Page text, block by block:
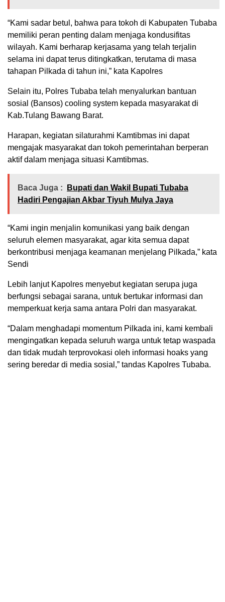
“Kami sadar betul, bahwa para tokoh di Kabupaten Tubaba
memiliki peran penting dalam menjaga kondusifitas
wilayah. Kami berharap kerjasama yang telah terjalin
selama ini dapat terus ditingkatkan, terutama di masa
tahapan Pilkada di tahun ini,” kata Kapolres
Selain itu, Polres Tubaba telah menyalurkan bantuan
sosial (Bansos) cooling system kepada masyarakat di
Kab.Tulang Bawang Barat.
Harapan, kegiatan silaturahmi Kamtibmas ini dapat
mengajak masyarakat dan tokoh pemerintahan berperan
aktif dalam menjaga situasi Kamtibmas.
Baca Juga :
Bupati dan Wakil Bupati Tubaba
Hadiri Pengajian Akbar Tiyuh Mulya Jaya
“Kami ingin menjalin komunikasi yang baik dengan
seluruh elemen masyarakat, agar kita semua dapat
berkontribusi menjaga keamanan menjelang Pilkada,” kata
Sendi
Lebih lanjut Kapolres menyebut kegiatan serupa juga
berfungsi sebagai sarana, untuk bertukar informasi dan
memperkuat kerja sama antara Polri dan masyarakat.
“Dalam menghadapi momentum Pilkada ini, kami kembali
mengingatkan kepada seluruh warga untuk tetap waspada
dan tidak mudah terprovokasi oleh informasi hoaks yang
sering beredar di media sosial,” tandas Kapolres Tubaba.